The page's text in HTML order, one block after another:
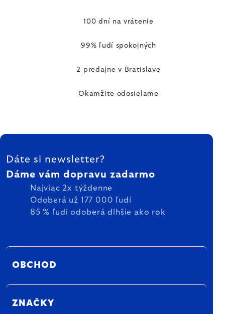
100 dní na vrátenie
99% ľudí spokojných
2 predajne v Bratislave
Okamžite odosielame
ZÁPÄTIE
Dáte si newsletter?
Dáme vám dopravu zadarmo
Najviac 2x týždenne
Odoberá už 177 000 ľudí
85 % ľudí odoberá dlhšie ako rok
OBCHOD
ZNAČKY